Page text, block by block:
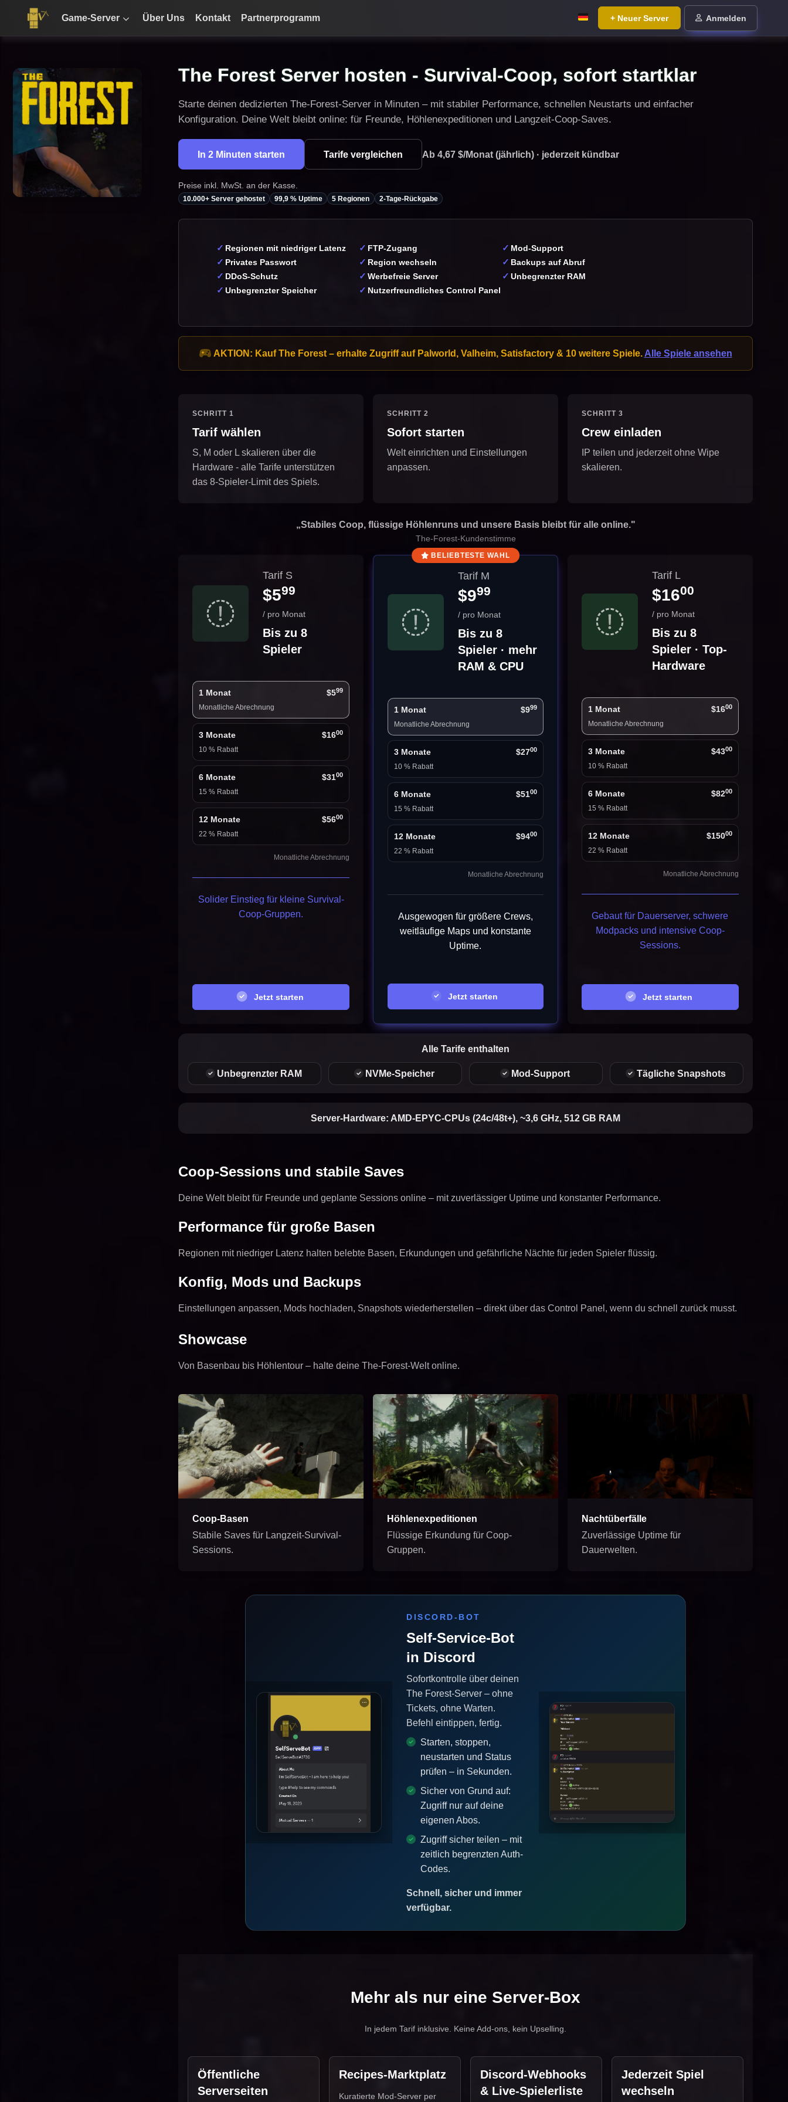
Game-Server Über Uns Kontakt Partnerprogramm + Neuer Server Anmelden
The Forest Server hosten - Survival-Coop, sofort startklar
Starte deinen dedizierten The-Forest-Server in Minuten – mit stabiler Performance, schnellen Neustarts und einfacher
Konfiguration. Deine Welt bleibt online: für Freunde, Höhlenexpeditionen und Langzeit-Coop-Saves.
In 2 Minuten starten Tarife vergleichen Ab 4,67 $/Monat (jährlich) · jederzeit kündbar
Preise inkl. MwSt. an der Kasse.
10.000+ Server gehostet 99,9 % Uptime 5 Regionen 2-Tage-Rückgabe
Regionen mit niedriger Latenz FTP-Zugang
Mod-Support
Privates Passwort
Region wechseln
Backups auf Abruf
DDoS-Schutz
Werbefreie Server
Unbegrenzter RAM
Unbegrenzter Speicher
Nutzerfreundliches Control Panel
AKTION: Kauf The Forest – erhalte Zugriff auf Palworld, Valheim, Satisfactory & 10 weitere Spiele.Alle Spiele ansehen
SCHRITT 1
Tarif wählen
S, M oder L skalieren über die
Hardware - alle Tarife unterstützen
das 8-Spieler-Limit des Spiels.
SCHRITT 2
Sofort starten
Welt einrichten und Einstellungen
anpassen.
SCHRITT 3
Crew einladen
IP teilen und jederzeit ohne Wipe
skalieren.
„Stabiles Coop, flüssige Höhlenruns und unsere Basis bleibt für alle online."
The-Forest-Kundenstimme
Tarif S
$599
/ pro Monat
Bis zu 8
Spieler
1 Monat $599
Monatliche Abrechnung
3 Monate $1600
10 % Rabatt
6 Monate $3100
15 % Rabatt
12 Monate $5600
22 % Rabatt
Monatliche Abrechnung
Solider Einstieg für kleine Survival-
Coop-Gruppen.
Jetzt starten
BELIEBTESTE WAHL
Tarif M
$999
/ pro Monat
Bis zu 8
Spieler · mehr
RAM & CPU
1 Monat $999
Monatliche Abrechnung
3 Monate $2700
10 % Rabatt
6 Monate $5100
15 % Rabatt
12 Monate $9400
22 % Rabatt
Monatliche Abrechnung
Ausgewogen für größere Crews,
weitläufige Maps und konstante
Uptime.
Jetzt starten
Tarif L
$1600
/ pro Monat
Bis zu 8
Spieler · Top-
Hardware
1 Monat $1600
Monatliche Abrechnung
3 Monate $4300
10 % Rabatt
6 Monate $8200
15 % Rabatt
12 Monate $15000
22 % Rabatt
Monatliche Abrechnung
Gebaut für Dauerserver, schwere
Modpacks und intensive Coop-
Sessions.
Jetzt starten
Alle Tarife enthalten
Unbegrenzter RAM NVMe-Speicher Mod-Support Tägliche Snapshots
Server-Hardware: AMD-EPYC-CPUs (24c/48t+), ~3,6 GHz, 512 GB RAM
Coop-Sessions und stabile Saves
Deine Welt bleibt für Freunde und geplante Sessions online – mit zuverlässiger Uptime und konstanter Performance.
Performance für große Basen
Regionen mit niedriger Latenz halten belebte Basen, Erkundungen und gefährliche Nächte für jeden Spieler flüssig.
Konfig, Mods und Backups
Einstellungen anpassen, Mods hochladen, Snapshots wiederherstellen – direkt über das Control Panel, wenn du schnell zurück musst.
Showcase
Von Basenbau bis Höhlentour – halte deine The-Forest-Welt online.
Coop-Basen
Stabile Saves für Langzeit-Survival-
Sessions.
Höhlenexpeditionen
Flüssige Erkundung für Coop-
Gruppen.
Nachtüberfälle
Zuverlässige Uptime für
Dauerwelten.
DISCORD-BOT
Self-Service-Bot
in Discord
Sofortkontrolle über deinen
The Forest-Server – ohne
Tickets, ohne Warten.
Befehl eintippen, fertig.
Starten, stoppen,
neustarten und Status
prüfen – in Sekunden.
Sicher von Grund auf:
Zugriff nur auf deine
eigenen Abos.
Zugriff sicher teilen – mit
zeitlich begrenzten Auth-
Codes.
Schnell, sicher und immer
verfügbar.
Mehr als nur eine Server-Box
In jedem Tarif inklusive. Keine Add-ons, kein Upselling.
Öffentliche
Serverseiten
Recipes-Marktplatz
Kuratierte Mod-Server per
Discord-Webhooks
& Live-Spielerliste
Jederzeit Spiel
wechseln